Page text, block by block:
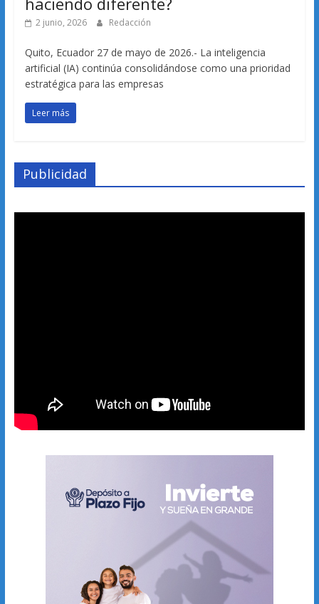
2 junio, 2026 Redacción
Quito, Ecuador 27 de mayo de 2026.- La inteligencia
artificial (IA) continúa consolidándose como una prioridad
estratégica para las empresas
Leer más
Publicidad